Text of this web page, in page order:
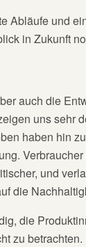
Abläufe und
in Zukunft
auch die
uns sehr
haben hin
und
die
die
zu